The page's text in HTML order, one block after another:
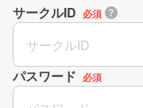
サークルID 必須
パスワード 必須